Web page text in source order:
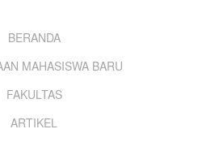
BERANDA
MAHASISWA BARU
FAKULTAS
ARTIKEL